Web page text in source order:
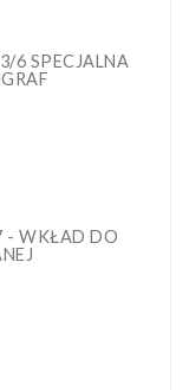
6 SPECJALNA
- WKŁAD DO